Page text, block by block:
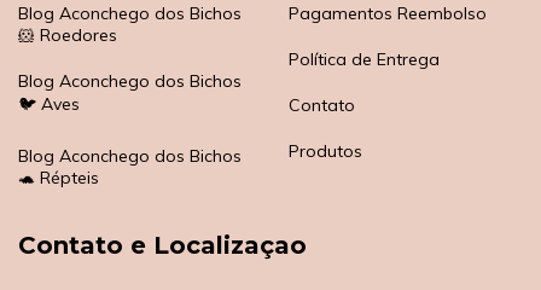
Blog Aconchego dos Bichos
🐹 Roedores
Blog Aconchego dos Bichos
🐦 Aves
Blog Aconchego dos Bichos
🐢 Répteis
Pagamentos Reembolso
Política de Entrega
Contato
Produtos
Contato e Localizaçao